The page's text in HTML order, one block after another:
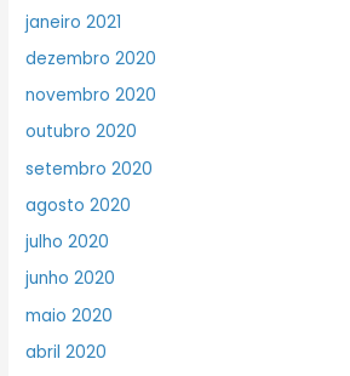
janeiro 2021
dezembro 2020
novembro 2020
outubro 2020
setembro 2020
agosto 2020
julho 2020
junho 2020
maio 2020
abril 2020